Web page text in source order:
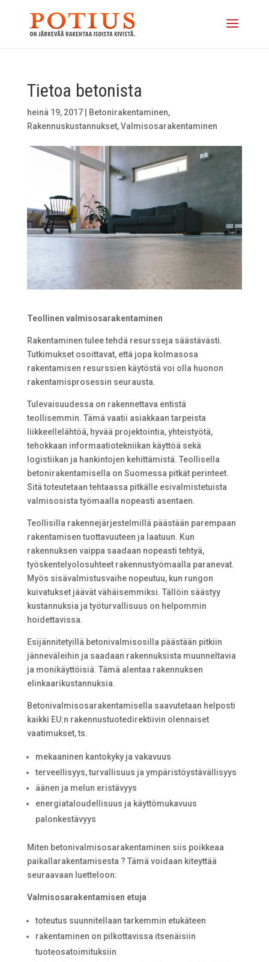
Tietoa betonista
heinä 19, 2017| Betonirakentaminen,
Rakennuskustannukset,Valmisosarakentaminen
Teollinen valmisosarakentaminen
Rakentaminen tulee tehdä resursseja säästävästi.
Tutkimukset osoittavat, että jopa kolmasosa
rakentamisen resurssien käytöstä voi olla huonon
rakentamisprosessin seurausta.
Tulevaisuudessa on rakennettava entistä
teollisemmin. Tämä vaatii asiakkaan tarpeista
liikkeellelähtöä, hyvää projektointia, yhteistyötä,
tehokkaan informaatiotekniikan käyttöä sekä
logistiikan ja hankintojen kehittämistä. Teollisella
betonirakentamisella on Suomessa pitkät perinteet.
Sitä toteutetaan tehtaassa pitkälle esivalmistetuista
valmisosista työmaalla nopeasti asentaen.
Teollisilla rakennejärjestelmillä päästään parempaan
rakentamisen tuottavuuteen ja laatuun. Kun
rakennuksen vaippa saadaan nopeasti tehtyä,
työskentelyolosuhteet rakennustyömaalla paranevat.
Myös sisävalmistusvaihe nopeutuu, kun rungon
kuivatukset jäävät vähäisemmiksi. Tällöin säästyy
kustannuksia ja työturvallisuus on helpommin
hoidettavissa.
Esijännitetyillä betonivalmisosilla päästään pitkiin
jänneväleihin ja saadaan rakennuksista muunneltavia
ja monikäyttöisiä. Tämä alentaa rakennuksen
elinkaarikustannuksia.
Betonivalmisosarakentamisella saavutetaan helposti
kaikki EU:n rakennustuotedirektiivin olennaiset
vaatimukset, ts.
mekaaninen kantokyky ja vakavuus
terveellisyys, turvallisuus ja ympäristöystävällisyys
äänen ja melun eristävyys
energiataloudellisuus ja käyttömukavuus
palonkestävyys
Miten betonivalmisosarakentaminen siis poikkeaa
paikallarakentamisesta ? Tämä voidaan kiteyttää
seuraavaan luetteloon:
Valmisosarakentamisen etuja
toteutus suunnitellaan tarkemmin etukäteen
rakentaminen on pilkottavissa itsenäisiin
tuoteosatoimituksiin